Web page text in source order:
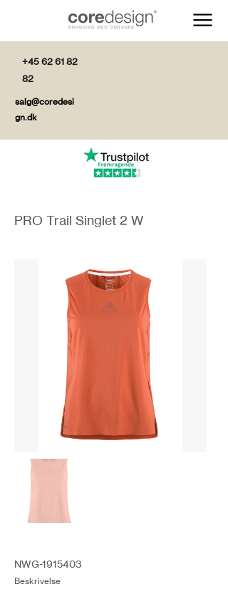
+45 62 61 82
82
salg@coredesi
gn.dk
PRO Trail Singlet 2 W
NWG-1915403
Beskrivelse